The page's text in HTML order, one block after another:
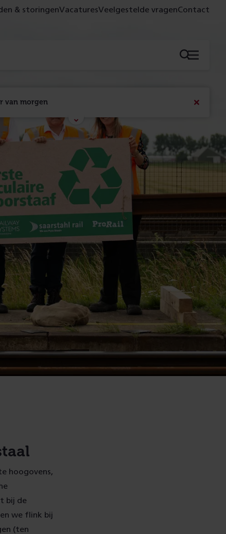
van morgen
Met de campagne 'Voor 't spoor naar morgen' laten
we zien wat er vandaag gebeurt en wat dat -
figuurlijk gezien - morgen oplevert.
Lees meer
& storingenVacaturesVeelgestelde vragenContact
Menu
hoogovens,
bij de
we flink bij
(ten